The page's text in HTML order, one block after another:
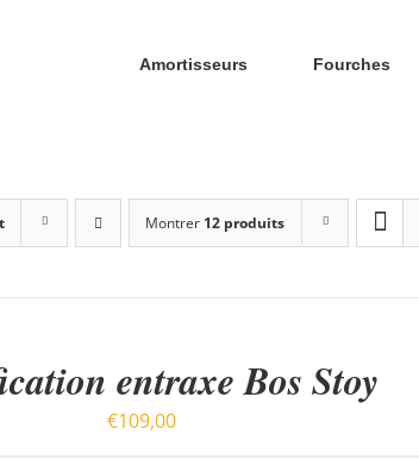
Amortisseurs Fourches
Montrer 12 produits
entraxe Bos Stoy
€109,00